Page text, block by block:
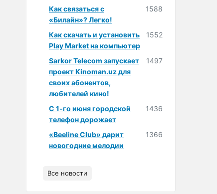
Как связаться с
«Билайн»? Легко!
1588
Как скачать и установить
Play Market на компьютер
1552
Sarkor Telecom запускает
проект Kinoman.uz для
своих абонентов,
любителей кино!
1497
С 1-го июня городской
телефон дорожает
1436
«Beeline Club» дарит
новогодние мелодии
1366
Все новости